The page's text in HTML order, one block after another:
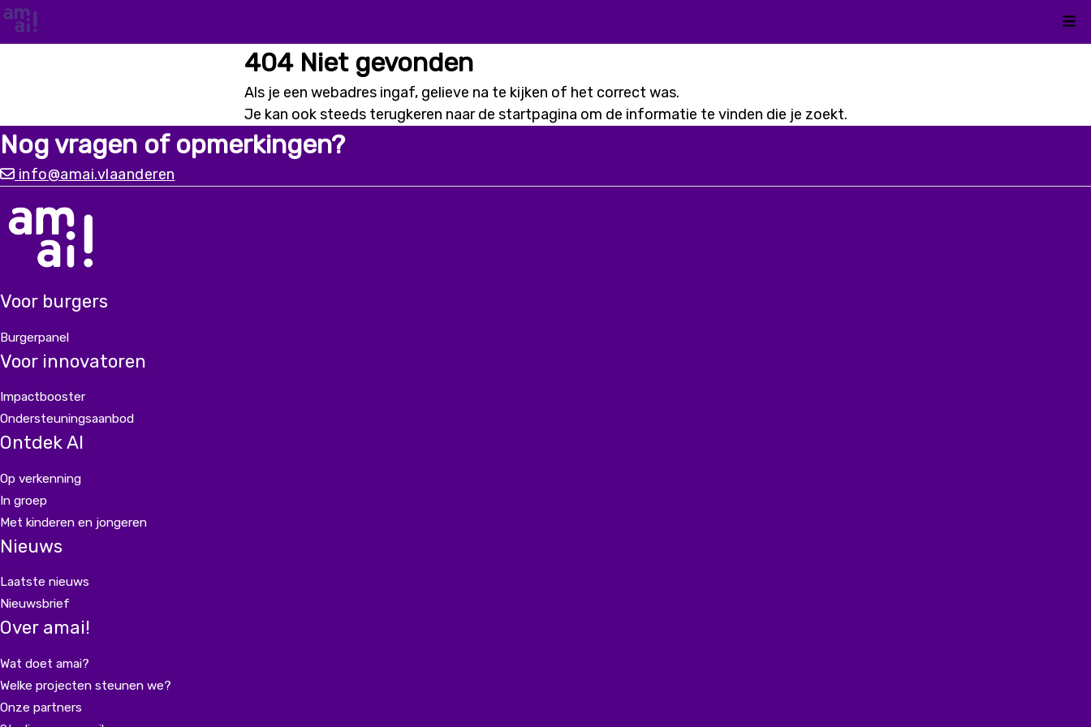
404 Niet gevonden
Als je een webadres ingaf, gelieve na te kijken of het correct was.
Je kan ook steeds terugkeren naar de startpagina om de informatie te vinden die je zoekt.
Nog vragen of opmerkingen?
info@amai.vlaanderen
Voor burgers
Burgerpanel
Voor innovatoren
Impactbooster
Ondersteuningsaanbod
Ontdek AI
Op verkenning
In groep
Met kinderen en jongeren
Nieuws
Laatste nieuws
Nieuwsbrief
Over amai!
Wat doet amai?
Welke projecten steunen we?
Onze partners